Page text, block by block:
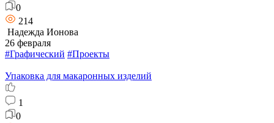
0
214
Надежда Ионова
26 февраля
#Графический #Проекты
Упаковка для макаронных изделий
1
0